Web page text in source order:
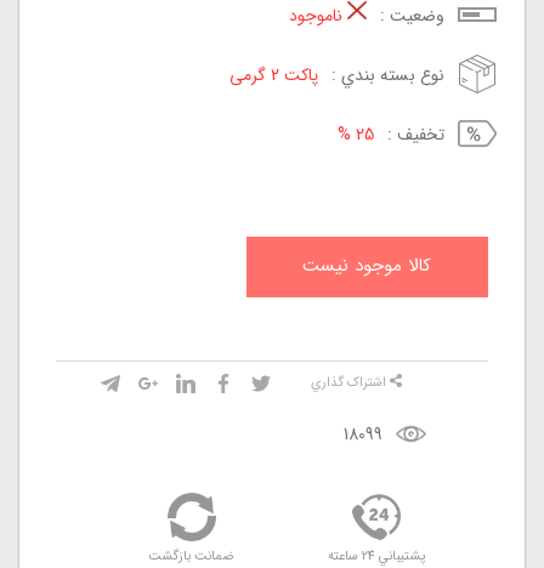
وضعيت : ناموجود
نوع بسته بندي : پاکت 2 گرمی
تخفيف : 25 %
کالا موجود نيست
18099
اشتراک گذاري
پشتيباني 24 ساعته ضمانت بازگشت